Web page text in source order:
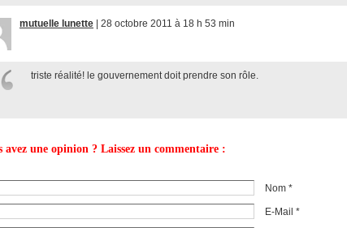
mutuelle lunette 28 octobre 2011 à 18 h 53 min
triste réalité! le gouvernement doit prendre son rôle.
avez une opinion ? Laissez un commentaire :
Nom *
E-Mail *